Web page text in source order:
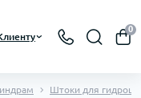
0
Штоки для